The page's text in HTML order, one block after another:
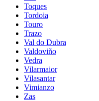
Toques
Tordoia
Touro
Trazo
Val do Dubra
Valdoviño
Vedra
Vilarmaior
Vilasantar
Vimianzo
Zas